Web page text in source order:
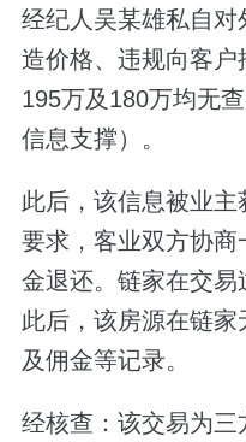
经纪人吴某雄私自
造价格、违规向客
195万及180万均无
信息支撑）。
此后，该信息被业
要求，客业双方协商
金退还。链家在交易
此后，该房源在链
及佣金等记录。
经核查：该交易为三